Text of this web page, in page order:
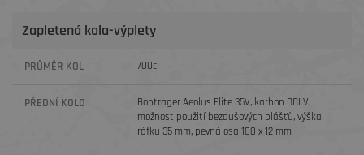
Zapletená kola-výplety
PRŮMĚR KOL 700c
PŘEDNÍ KOLO
Bontrager Aeolus Elite 35V, karbon OCLV,
možnost použití bezdušových plášťů, výška
ráfku 35 mm, pevná osa 100 x 12 mm